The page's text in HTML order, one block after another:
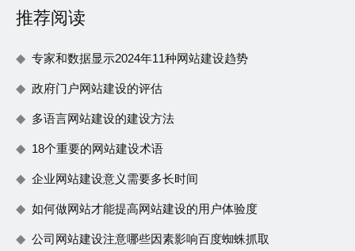
推荐阅读
专家和数据显示2024年11种网站建设趋势
政府门户网站建设的评估
多语言网站建设的建设方法
18个重要的网站建设术语
企业网站建设意义需要多长时间
如何做网站才能提高网站建设的用户体验度
公司网站建设注意哪些因素影响百度蜘蛛抓取